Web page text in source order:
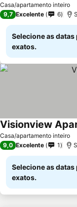
Casa/apartamento inteiro
Ver preços
9,7 Excelente 6
Selecione as
exatos.
Casa/apartamento inteiro
Visionview
9,0 Excelente 1
Selecione as
exatos.